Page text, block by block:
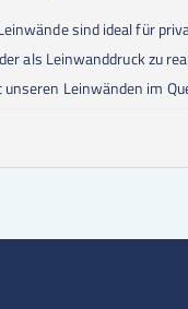
sind ideal für
als Leinwanddruck zu
Leinwänden im